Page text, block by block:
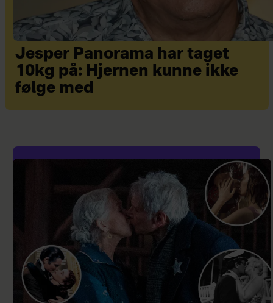
Jesper Panorama har taget
10kg på: Hjernen kunne ikke
følge med